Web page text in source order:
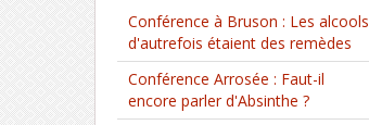
Conférence à Bruson : Les alcools
d'autrefois étaient des remèdes
Conférence Arrosée : Faut-il
encore parler d'Absinthe ?